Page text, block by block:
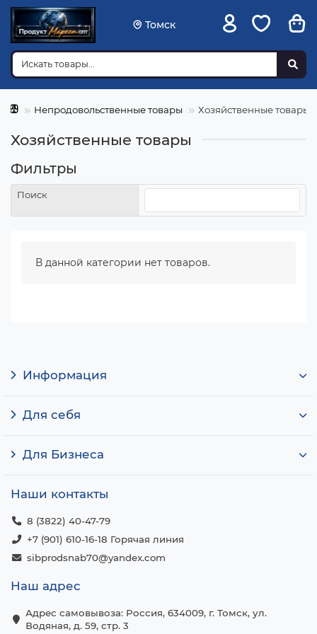
Томск
Непродовольственные товары Хозяйственные товары
Хозяйственные товары
Фильтры
Поиск
В данной категории нет товаров.
Информация
Для себя
Для Бизнеса
Наши контакты
8 (3822) 40-47-79
+7 (901) 610-16-18 Горячая линия
sibprodsnab70@yandex.com
Наш адрес
Адрес самовывоза: Россия, 634009, г. Томск, ул.
Водяная, д. 59, стр. 3